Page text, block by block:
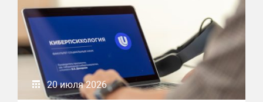
20 июля 2026